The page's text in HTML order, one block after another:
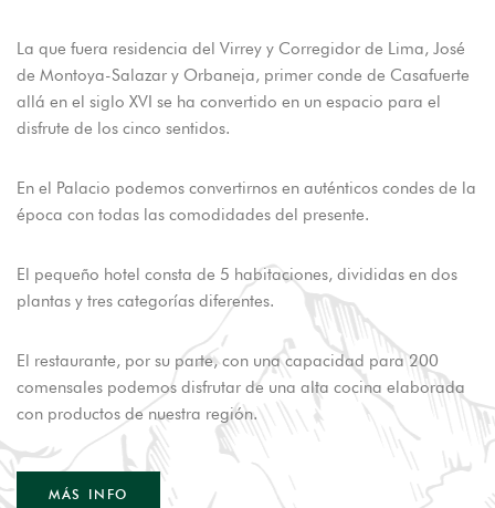
La que fuera residencia del Virrey y Corregidor de Lima, José
de Montoya-Salazar y Orbaneja, primer conde de Casafuerte
allá en el siglo XVI se ha convertido en un espacio para el
disfrute de los cinco sentidos.
En el Palacio podemos convertirnos en auténticos condes de la
época con todas las comodidades del presente.
El pequeño hotel consta de 5 habitaciones, divididas en dos
plantas y tres categorías diferentes.
El restaurante, por su parte, con una capacidad para 200
comensales podemos disfrutar de una alta cocina elaborada
con productos de nuestra región.
MÁS INFO